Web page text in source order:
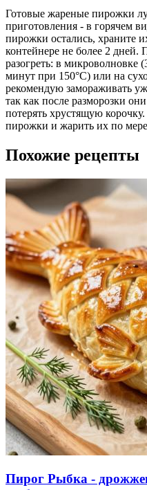
Готовые жареные пирожки
приготовления - в горячем
пирожки остались, храните
контейнере не более 2
разогреть: в микроволновке
минут при 150°C) или на
рекомендую замораживать
так как после разморозки
потерять хрустящую
пирожки и жарить их по
Похожие рецепты
Пирог Рыбка -